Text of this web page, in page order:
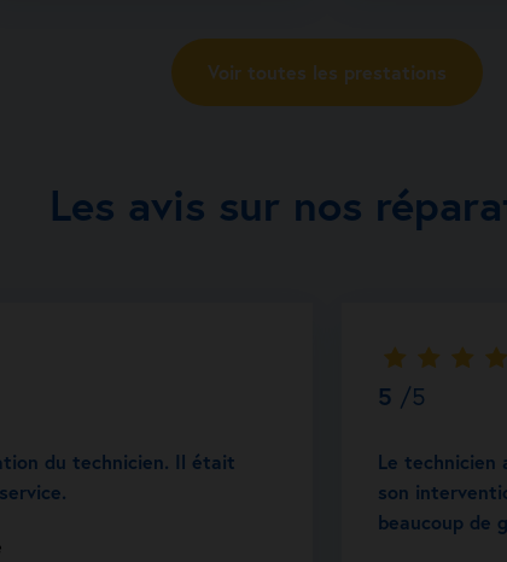
Voir toutes les prestations
Les avis sur nos
du technicien. Il était
5 /5
Le technicien
son
beaucoup de